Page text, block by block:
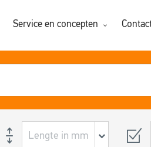
Service en concepten